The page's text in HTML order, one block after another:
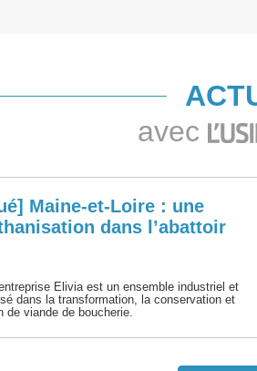
avec
Maine-et-Loire : une
dans l’abattoir
Elivia est un ensemble industriel et
dans la transformation, la conservation et
de viande de boucherie.